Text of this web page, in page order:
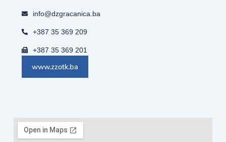
info@dzgracanica.ba
+387 35 369 209
+387 35 369 201
www.zzotk.ba